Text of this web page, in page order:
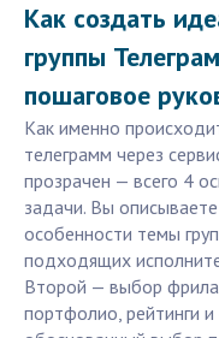
Как создать
группы
пошаговое
Как именно
телеграмм через
прозрачен — всего 4
задачи. Вы
особенности темы
подходящих
Второй — выбор
портфолио, рейтинги